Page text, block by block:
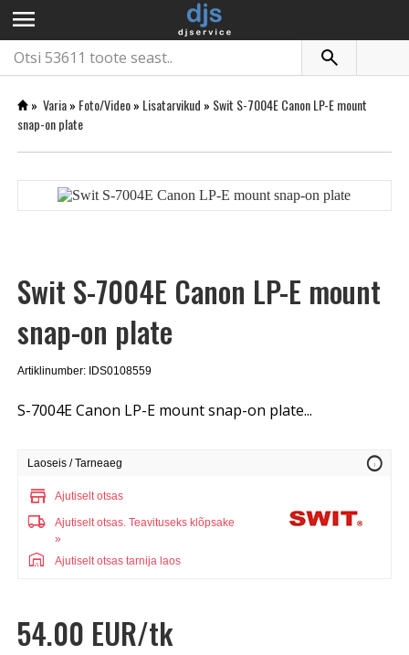
menu
» Varia» Foto/Video» Lisatarvikud » Swit S-7004E Canon LP-E mount
snap-on plate
Swit S-7004E Canon LP-E mount
snap-on plate
Artiklinumber: IDS0108559
S-7004E Canon LP-E mount snap-on plate...
Laoseis / Tarneaeg info
store Ajutiselt otsas
local_shipping Ajutiselt otsas. Teavituseks klõpsake
»
warehouse Ajutiselt otsas tarnija laos
54.00 EUR/tk